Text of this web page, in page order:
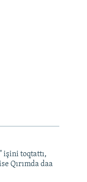
işini toqtattı,
Qırımda daa